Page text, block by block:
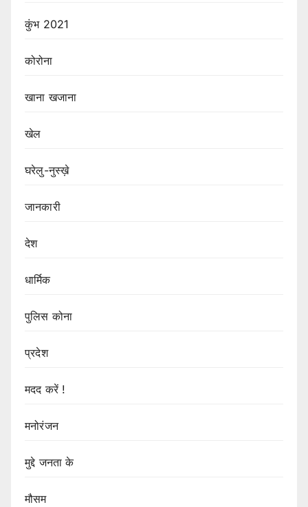
कुंभ 2021
कोरोना
खाना खजाना
खेल
घरेलु-नुस्ख़े
जानकारी
देश
धार्मिक
पुलिस कोना
प्रदेश
मदद करें !
मनोरंजन
मुद्दे जनता के
मौसम